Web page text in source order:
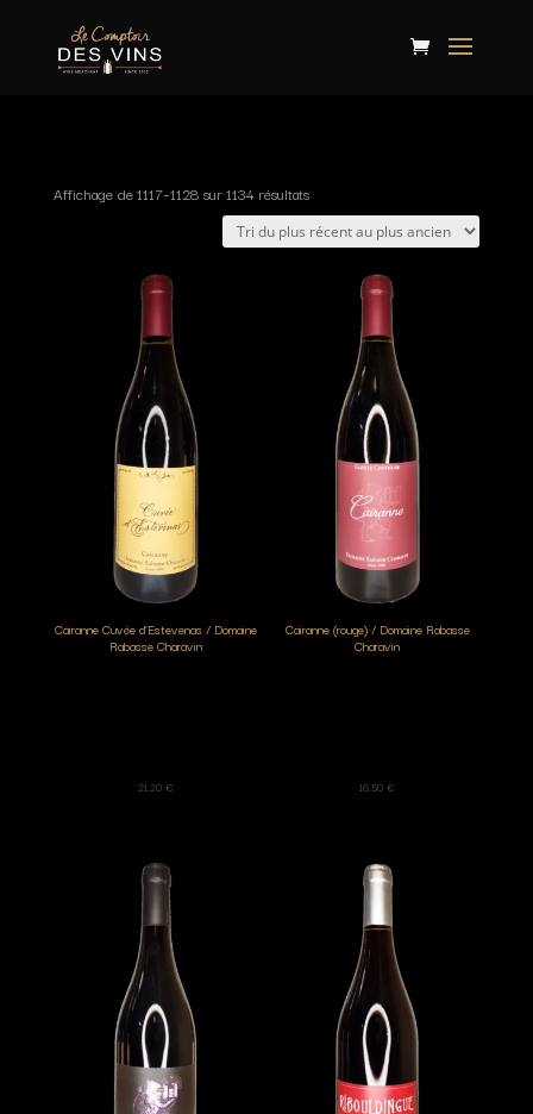
Affichage de 1117–1128 sur 1134 résultats
Cairanne Cuvée d’Estevenas / Domaine
Rabasse Charavin
21,20 €
Cairanne (rouge) / Domaine Rabasse
Charavin
16,50 €